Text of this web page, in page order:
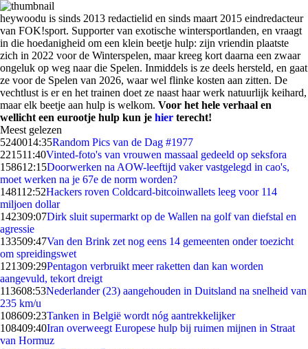
heywoodu is sinds 2013 redactielid en sinds maart 2015 eindredacteur
van FOK!sport. Supporter van exotische wintersportlanden, en vraagt
in die hoedanigheid om een klein beetje hulp: zijn vriendin plaatste
zich in 2022 voor de Winterspelen, maar kreeg kort daarna een zwaar
ongeluk op weg naar die Spelen. Inmiddels is ze deels hersteld, en gaat
ze voor de Spelen van 2026, waar wel flinke kosten aan zitten. De
vechtlust is er en het trainen doet ze naast haar werk natuurlijk keihard,
maar elk beetje aan hulp is welkom. Voor het hele verhaal en
wellicht een eurootje hulp kun je hier terecht!
Meest gelezen
5240014:35Random Pics van de Dag #1977
221511:40Vinted-foto's van vrouwen massaal gedeeld op seksfora
158612:15Doorwerken na AOW-leeftijd vaker vastgelegd in cao's,
moet werken na je 67e de norm worden?
148112:52Hackers roven Coldcard-bitcoinwallets leeg voor 114
miljoen dollar
142309:07Dirk sluit supermarkt op de Wallen na golf van diefstal en
agressie
133509:47Van den Brink zet nog eens 14 gemeenten onder toezicht
om spreidingswet
121309:29Pentagon verbruikt meer raketten dan kan worden
aangevuld, tekort dreigt
113608:53Nederlander (23) aangehouden in Duitsland na snelheid van
235 km/u
108609:23Tanken in België wordt nóg aantrekkelijker
108409:40Iran overweegt Europese hulp bij ruimen mijnen in Straat
van Hormuz